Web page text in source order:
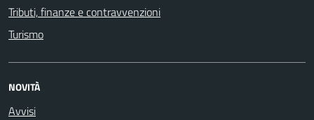
Tributi, finanze e contravvenzioni
Turismo
NOVITÀ
Avvisi